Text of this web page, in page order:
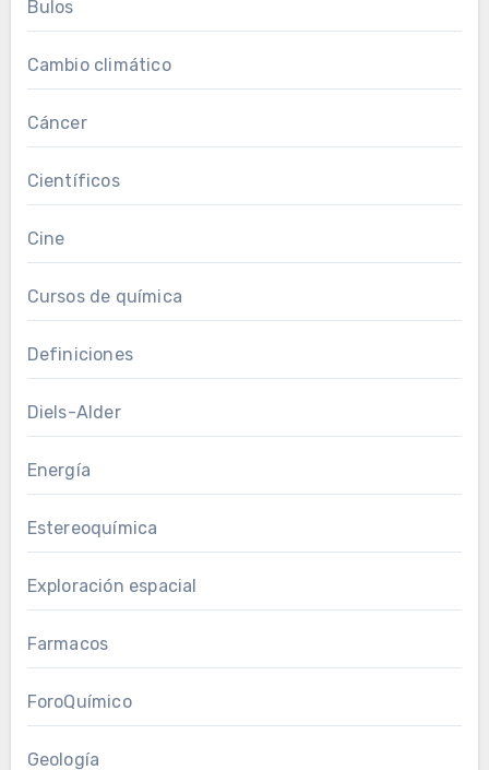
Bulos
Cambio climático
Cáncer
Científicos
Cine
Cursos de química
Definiciones
Diels-Alder
Energía
Estereoquímica
Exploración espacial
Farmacos
ForoQuímico
Geología